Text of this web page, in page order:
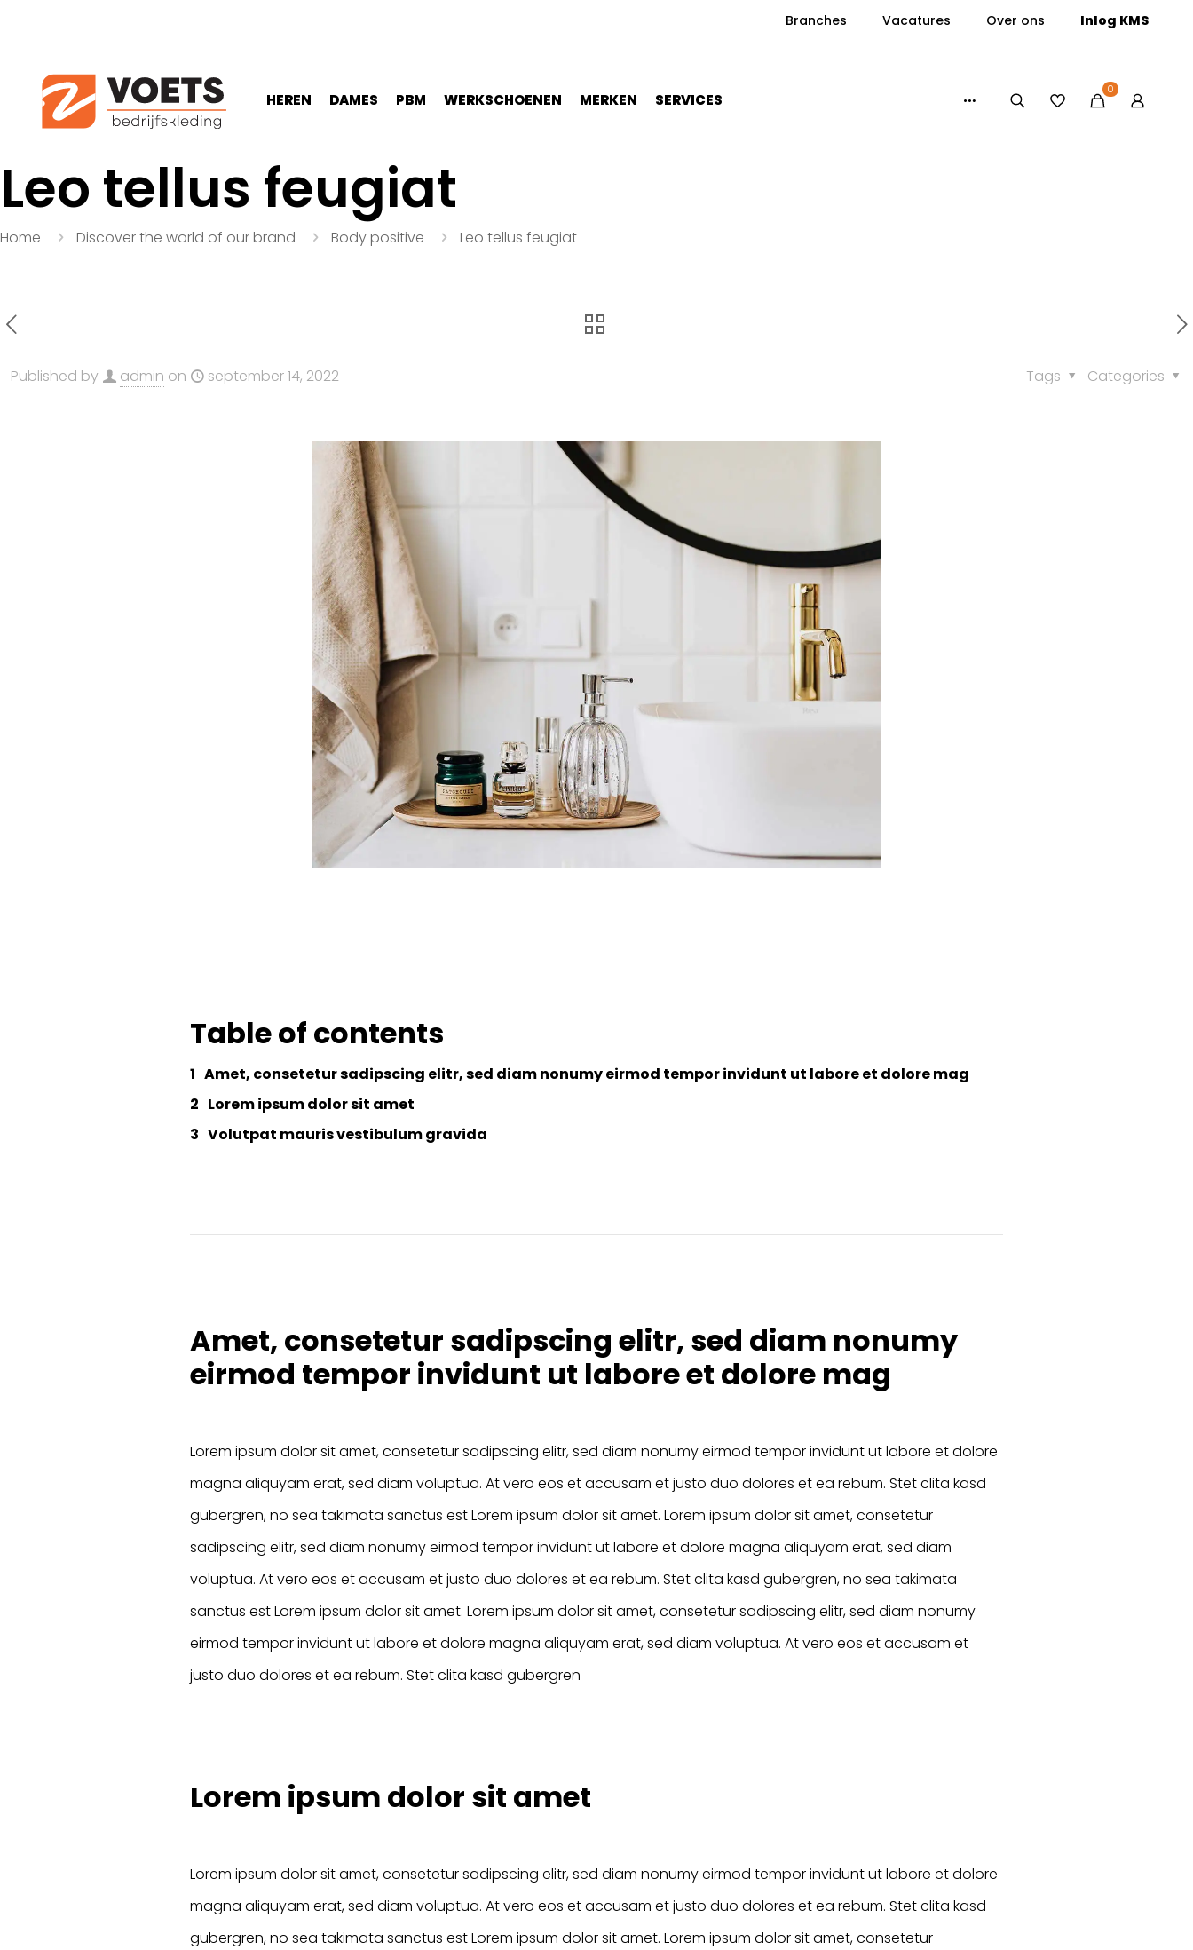
Branches Vacatures Over ons Inlog KMS
HEREN DAMES PBM WERKSCHOENEN MERKEN SERVICES
0
Leo tellus feugiat
Home Discover the world of our brand Body positive Leo tellus feugiat
Published by admin on september 14, 2022 Categories
Tags
Table of contents
Amet, consetetur sadipscing elitr, sed diam nonumy eirmod tempor invidunt ut labore et dolore mag
Lorem ipsum dolor sit amet
Volutpat mauris vestibulum gravida
Amet, consetetur sadipscing elitr, sed diam nonumy
eirmod tempor invidunt ut labore et dolore mag
Lorem ipsum dolor sit amet, consetetur sadipscing elitr, sed diam nonumy eirmod tempor invidunt ut labore et dolore
magna aliquyam erat, sed diam voluptua. At vero eos et accusam et justo duo dolores et ea rebum. Stet clita kasd
gubergren, no sea takimata sanctus est Lorem ipsum dolor sit amet. Lorem ipsum dolor sit amet, consetetur
sadipscing elitr, sed diam nonumy eirmod tempor invidunt ut labore et dolore magna aliquyam erat, sed diam
voluptua. At vero eos et accusam et justo duo dolores et ea rebum. Stet clita kasd gubergren, no sea takimata
sanctus est Lorem ipsum dolor sit amet. Lorem ipsum dolor sit amet, consetetur sadipscing elitr, sed diam nonumy
eirmod tempor invidunt ut labore et dolore magna aliquyam erat, sed diam voluptua. At vero eos et accusam et
justo duo dolores et ea rebum. Stet clita kasd gubergren
Lorem ipsum dolor sit amet
Lorem ipsum dolor sit amet, consetetur sadipscing elitr, sed diam nonumy eirmod tempor invidunt ut labore et dolore
magna aliquyam erat, sed diam voluptua. At vero eos et accusam et justo duo dolores et ea rebum. Stet clita kasd
gubergren, no sea takimata sanctus est Lorem ipsum dolor sit amet. Lorem ipsum dolor sit amet, consetetur